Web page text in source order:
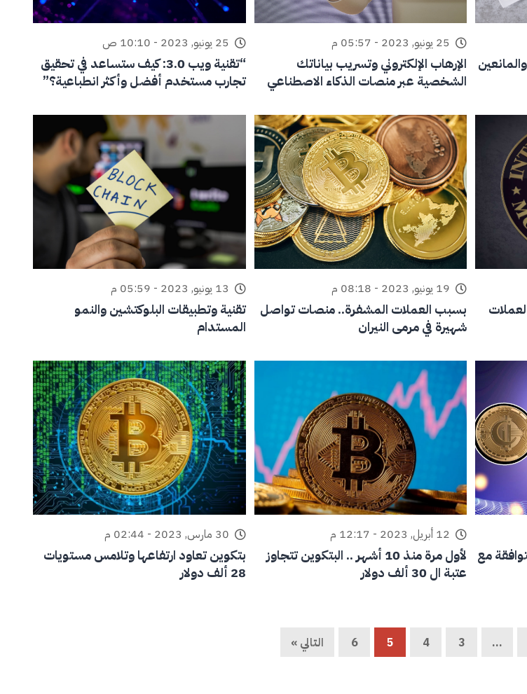
25 يونيو, 2023 - 05:57 م
الإرهاب الإلكتروني وتسريب بياناتك
الشخصية عبر منصات الذكاء الاصطناعي
25 يونيو, 2023 - 10:10 ص
“تقنية ويب 3.0: كيف ستساعد في تحقيق
تجارب مستخدم أفضل وأكثر انطباعية؟”
19 يونيو, 2023 - 08:18 م
بسبب العملات المشفرة.. منصات تواصل
شهيرة في مرمى النيران
13 يونيو, 2023 - 05:59 م
تقنية وتطبيقات البلوكتشين والنمو
المستدام
مع
12 أبريل, 2023 - 12:17 م
لأول مرة منذ 10 أشهر .. البتكوين تتجاوز
عتبة ال 30 ألف دولار
30 مارس, 2023 - 02:44 م
بتكوين تعاود ارتفاعها وتلامس مستويات
28 ألف دولار
…
3
4
5
6 التالي »